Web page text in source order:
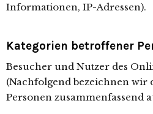
Informationen, IP-Adressen).
Kategorien betroffener
Besucher und Nutzer des
(Nachfolgend bezeichnen wir
Personen zusammenfassend